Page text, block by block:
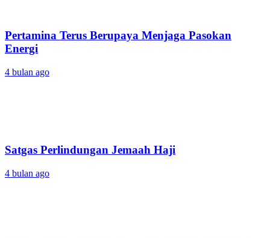
Pertamina Terus Berupaya Menjaga Pasokan
Energi
4 bulan ago
Satgas Perlindungan Jemaah Haji
4 bulan ago